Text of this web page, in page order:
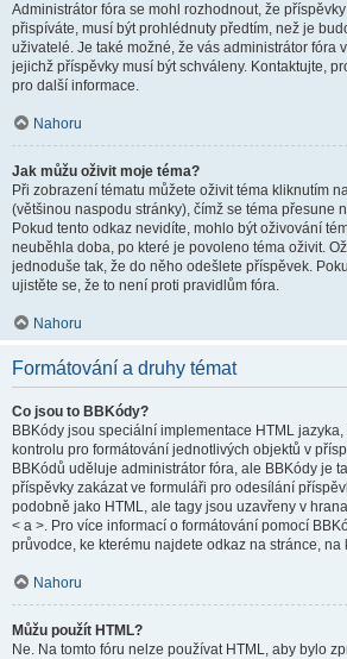
Administrátor fóra se mohl rozhodnout, že
přispíváte, musí být prohlédnuty předtím, než je
uživatelé. Je také možné, že vás administrátor fóra
jejichž příspěvky musí být schváleny. Kontaktujte,
pro další informace.
Nahoru
Jak můžu oživit moje téma?
Při zobrazení tématu můžete oživit téma kliknutím
(většinou naspodu stránky), čímž se téma přesune
Pokud tento odkaz nevidíte, mohlo být oživování
neuběhla doba, po které je povoleno téma oživit.
jednoduše tak, že do něho odešlete příspěvek.
ujistěte se, že to není proti pravidlům fóra.
Nahoru
Formátování a druhy témat
Co jsou to BBKódy?
BBKódy jsou speciální implementace HTML
kontrolu pro formátování jednotlivých objektů v
BBKódů uděluje administrátor fóra, ale BBKódy je
příspěvky zakázat ve formuláři pro odesílání
podobně jako HTML, ale tagy jsou uzavřeny v
< a >. Pro více informací o formátování pomocí
průvodce, ke kterému najdete odkaz na stránce, na
Nahoru
Můžu použít HTML?
Ne. Na tomto fóru nelze používat HTML, aby bylo